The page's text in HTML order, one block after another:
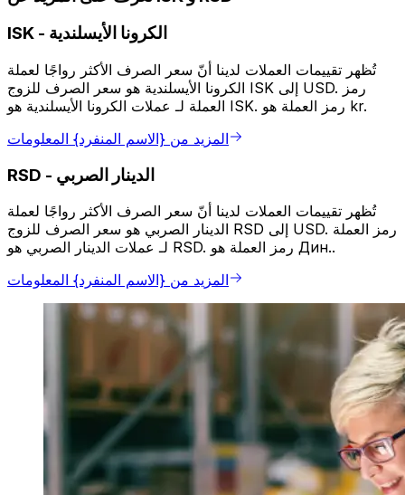
ISK - الكرونا الأيسلندية
تُظهر تقييمات العملات لدينا أنّ سعر الصرف الأكثر رواجًا لعملة
الكرونا الأيسلندية هو سعر الصرف للزوج ISK إلى USD. رمز
العملة لـ عملات الكرونا الأيسلندية هو ISK. رمز العملة هو kr.
المزيد من {الاسم المنفرد} المعلومات
RSD - الدينار الصربي
تُظهر تقييمات العملات لدينا أنّ سعر الصرف الأكثر رواجًا لعملة
الدينار الصربي هو سعر الصرف للزوج RSD إلى USD. رمز العملة
لـ عملات الدينار الصربي هو RSD. رمز العملة هو Дин..
المزيد من {الاسم المنفرد} المعلومات